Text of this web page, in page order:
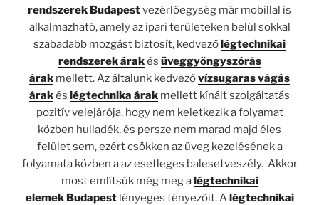
rendszerek Budapestvezérlőegység már mobillal is
alkalmazható, amely az ipari területeken belül sokkal
szabadabb mozgást biztosít, kedvezőlégtechnikai
rendszerek árakés üveggyöngyszórás
árak mellett. Az általunk kedvezővízsugaras vágás
árakés légtechnika árak mellett kínált szolgáltatás
pozitív velejárója, hogy nem keletkezik a folyamat
közben hulladék, és persze nem marad majd éles
felület sem, ezért csökken az üveg kezelésének a
folyamata közben a az esetleges balesetveszély. Akkor
most említsük még meg alégtechnikai
elemek Budapestlényeges tényezőit. Alégtechnikai